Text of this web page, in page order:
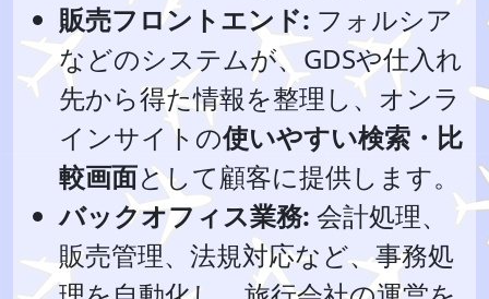
販売フロントエンド: フォルシア
などのシステムが、GDSや仕入れ
先から得た情報を整理し、オンラ
インサイトの使いやすい検索・比
較画面として顧客に提供します。
バックオフィス業務: 会計処理、
販売管理、法規対応など、事務処